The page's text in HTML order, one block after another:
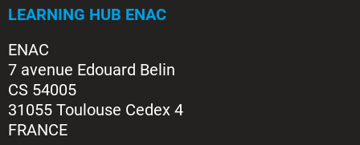
LEARNING HUB ENAC
ENAC
7 avenue Edouard Belin
CS 54005
31055 Toulouse Cedex 4
FRANCE